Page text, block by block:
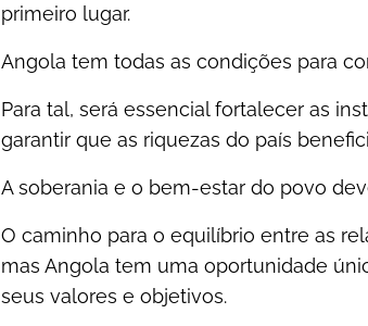
primeiro lugar.
Angola tem todas as condições para
Para tal, será essencial fortalecer as
garantir que as riquezas do país
A soberania e o bem-estar do povo
O caminho para o equilíbrio entre as
mas Angola tem uma oportunidade
seus valores e objetivos.